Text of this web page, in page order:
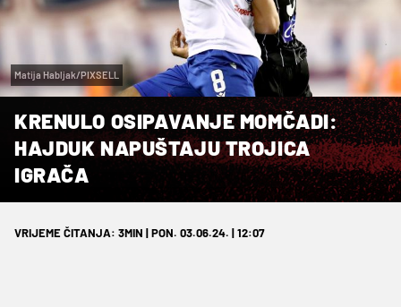
Matija Habljak/PIXSELL
KRENULO OSIPAVANJE MOMČADI:
HAJDUK NAPUŠTAJU TROJICA
IGRAČA
VRIJEME ČITANJA: 3MIN | PON. 03.06.24. | 12:07